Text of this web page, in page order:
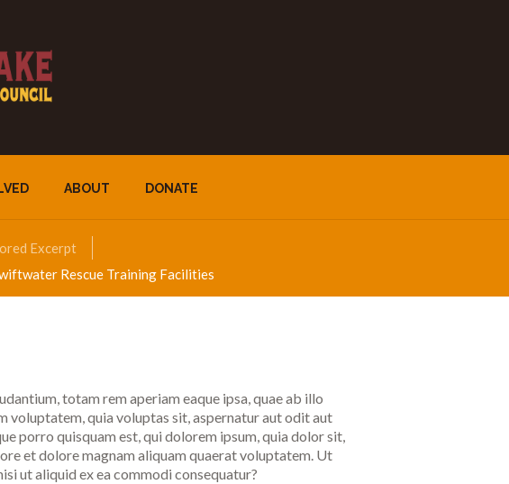
ABOUT DONATE
Excerpt
Rescue Training Facilities
totam rem aperiam eaque ipsa, quae ab illo
voluptatem, quia voluptas sit, aspernatur aut odit aut
porro quisquam est, qui dolorem ipsum, quia dolor sit,
et dolore magnam aliquam quaerat voluptatem. Ut
ut aliquid ex ea commodi consequatur?